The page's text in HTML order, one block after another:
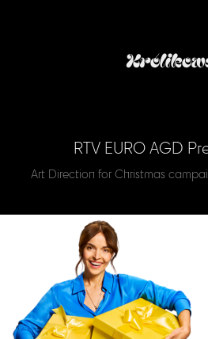
RTV EURO AGD
Art Direction for Christmas